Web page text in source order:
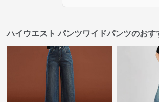
ハイウエスト パンツワイドパンツのおす